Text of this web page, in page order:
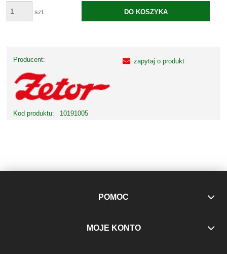
szt. DO KOSZYKA
Producent:
Kod produktu: 10191005
zapytaj o produkt
POMOC
MOJE KONTO